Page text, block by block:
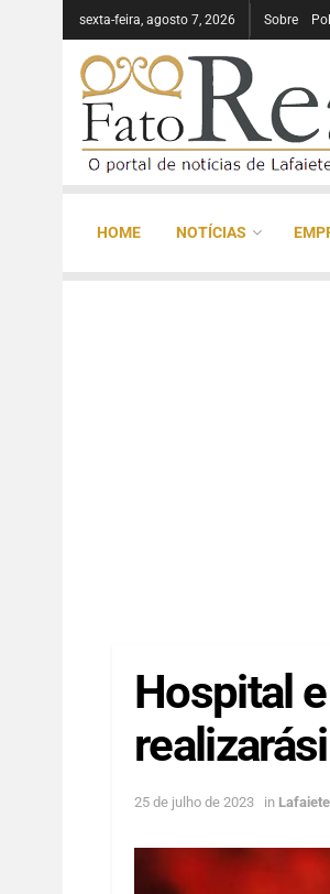
sexta-feira, agosto 7, 2026 Sobre
HOME NOTÍCIAS
Hospital
25 de julho de 2023 in Lafaiete